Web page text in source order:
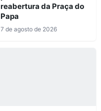
reabertura da Praça do
Papa
7 de agosto de 2026